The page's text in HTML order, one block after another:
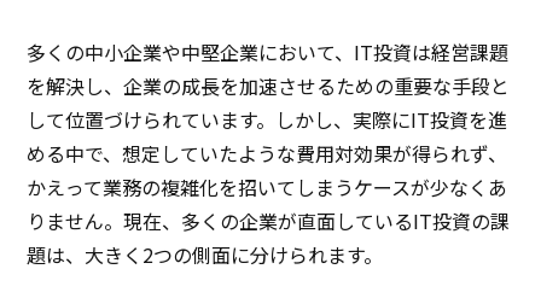
多くの中小企業や中堅企業において、IT投資は経営課題
を解決し、企業の成長を加速させるための重要な手段と
して位置づけられています。しかし、実際にIT投資を進
める中で、想定していたような費用対効果が得られず、
かえって業務の複雑化を招いてしまうケースが少なくあ
りません。現在、多くの企業が直面しているIT投資の課
題は、大きく2つの側面に分けられます。